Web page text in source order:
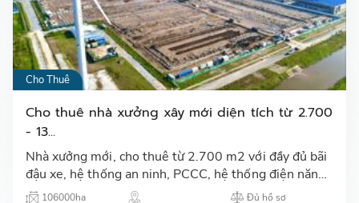
Cho Thuê
Cho thuê nhà xưởng xây mới diện tích từ 2.700
- 13...
Nhà xưởng mới, cho thuê từ 2.700 m2 với đầy đủ bãi
đậu xe, hệ thống an ninh, PCCC, hệ thống điện năng
lượng mặt trời, văn phòng, nhà bảo vệ...…
106000ha Đủ hồ sơ